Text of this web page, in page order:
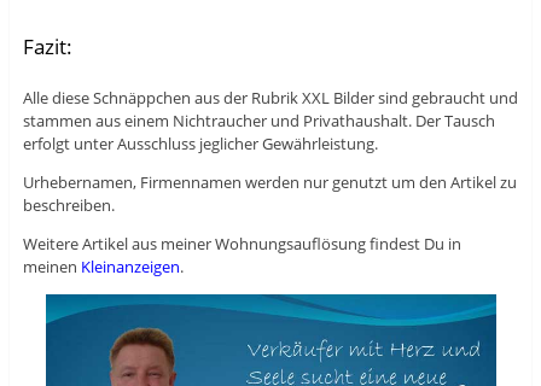
Fazit:
Alle diese Schnäppchen aus der Rubrik XXL Bilder sind gebraucht und
stammen aus einem Nichtraucher und Privathaushalt. Der Tausch
erfolgt unter Ausschluss jeglicher Gewährleistung.
Urhebernamen, Firmennamen werden nur genutzt um den Artikel zu
beschreiben.
Weitere Artikel aus meiner Wohnungsauflösung findest Du in
meinen Kleinanzeigen.